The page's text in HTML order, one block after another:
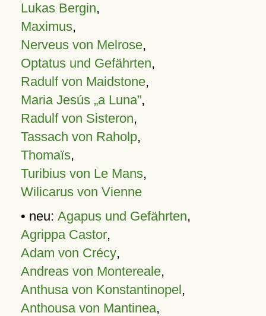
Lukas Bergin,
Maximus,
Nerveus von Melrose,
Optatus und Gefährten,
Radulf von Maidstone,
Maria Jesús „a Luna”,
Radulf von Sisteron,
Tassach von Raholp,
Thomaïs,
Turibius von Le Mans,
Wilicarus von Vienne
• neu: Agapus und Gefährten,
Agrippa Castor,
Adam von Crécy,
Andreas von Montereale,
Anthusa von Konstantinopel,
Anthousa von Mantinea,